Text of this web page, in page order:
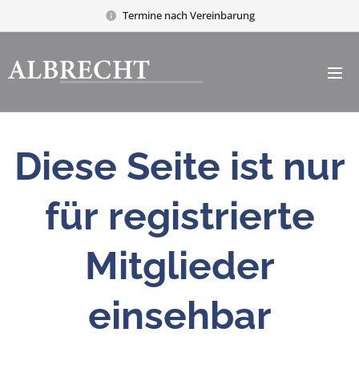
Termine nach Vereinbarung
Diese Seite ist nur
für registrierte
Mitglieder
einsehbar